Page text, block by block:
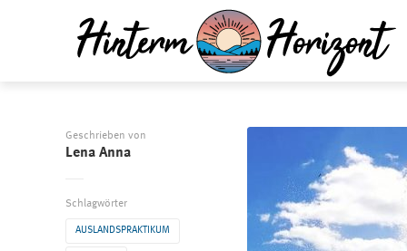
Geschrieben von
Lena Anna
Schlagwörter
AUSLANDSPRAKTIKUM